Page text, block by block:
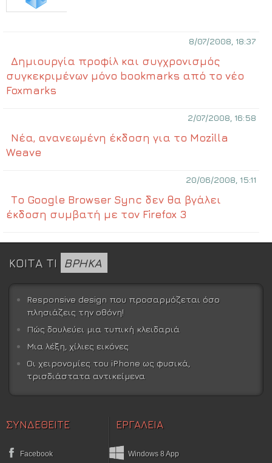
8/07/2008, 18:37
Δημιουργία προφίλ και συγχρονισμός
συγκεκριμένων μόνο bookmarks από το νέο
Foxmarks
2/07/2008, 16:58
Νέα, ανανεωμένη έκδοση για το Mozilla
Weave
20/06/2008, 15:11
Το Google Browser Sync δεν θα βγάλει
έκδοση συμβατή με τον Firefox 3
ΚΟΙΤΑ ΤΙ ΒΡΗΚΑ
Responsive design που προσαρμόζεται όσο
πλησιάζεις την οθόνη!
Πώς δουλεύει μια τυπική κλειδαριά
Μια λέξη, χίλιες εικόνες
Οι χειρονομίες του iPhone ως φυσικά,
τρισδιάστατα αντικείμενα
ΣΥΝΔΕΘΕΙΤΕ
Facebook
ΕΡΓΑΛΕΙΑ
Windows 8 App